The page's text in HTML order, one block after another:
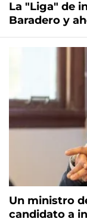
La "Liga" de
Baradero y
Un ministro
candidato a